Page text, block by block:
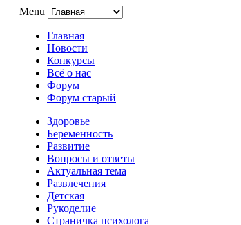
Menu
Главная
Новости
Конкурсы
Всё о нас
Форум
Форум старый
Здоровье
Беременность
Развитие
Вопросы и ответы
Актуальная тема
Развлечения
Детская
Рукоделие
Страничка психолога